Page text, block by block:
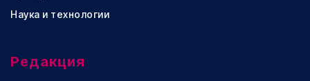
Наука и технологии
Редакция